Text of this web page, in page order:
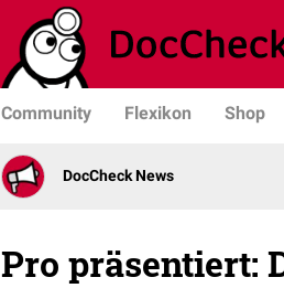
Community Flexikon Shop
DocCheck News
Pro präsentiert: